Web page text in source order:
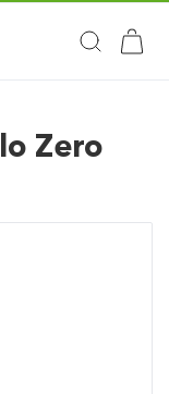
Zero